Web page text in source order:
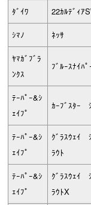
ﾀﾞｲﾜ 22ｶﾙﾃﾞｨｱ
ｼﾏﾉ ﾈｯｻ
ﾔﾏｶﾞﾌﾞﾗ
ﾝｸｽ
ﾌﾞﾙｰｽﾅｲﾊﾟ
ﾃｰﾊﾟｰ&ｼ
ｪｲﾌﾟ
ｶｰﾌﾞｽﾀｰ
ﾃｰﾊﾟｰ&ｼ
ｪｲﾌﾟ
ｸﾞﾗｽｳｪｲ
ﾗｳﾄ
ﾃｰﾊﾟｰ&ｼ
ｪｲﾌﾟ
ｸﾞﾗｽｳｪｲ
ﾗｳﾄX